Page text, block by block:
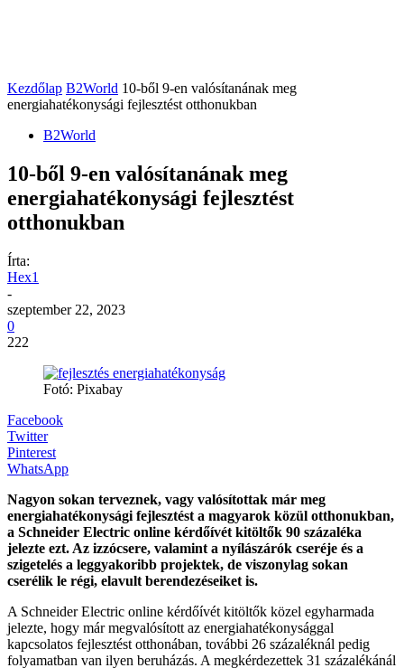
Kezdőlap B2World 10-ből 9-en valósítanának meg
energiahatékonysági fejlesztést otthonukban
B2World
10-ből 9-en valósítanának meg
energiahatékonysági fejlesztést
otthonukban
Írta:
Hex1
-
szeptember 22, 2023
0
222
Fotó: Pixabay
Facebook
Twitter
Pinterest
WhatsApp
Nagyon sokan terveznek, vagy valósítottak már meg
energiahatékonysági fejlesztést a magyarok közül otthonukban,
a Schneider Electric online kérdőívét kitöltők 90 százaléka
jelezte ezt. Az izzócsere, valamint a nyílászárók cseréje és a
szigetelés a leggyakoribb projektek, de viszonylag sokan
cserélik le régi, elavult berendezéseiket is.
A Schneider Electric online kérdőívét kitöltők közel egyharmada
jelezte, hogy már megvalósított az energiahatékonysággal
kapcsolatos fejlesztést otthonában, további 26 százaléknál pedig
folyamatban van ilyen beruházás. A megkérdezettek 31 százalékánál